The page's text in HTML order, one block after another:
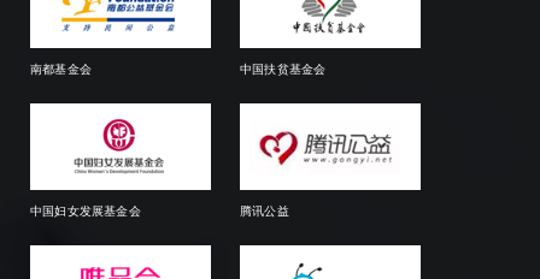
南都基金会 中国扶贫基金会
中国妇女发展基金会 腾讯公益